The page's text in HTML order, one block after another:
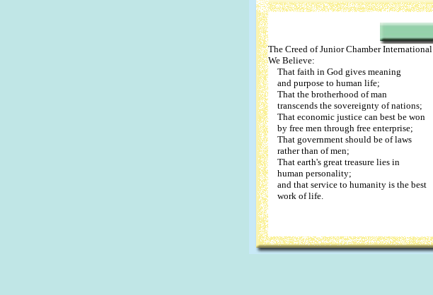
The Creed of Junior Chamber International
We Believe:
That faith in God gives meaning
and purpose to human life;
That the brotherhood of man
transcends the sovereignty of nations;
That economic justice can best be won
by free men through free enterprise;
That government should be of laws
rather than of men;
That earth's great treasure lies in
human personality;
and that service to humanity is the best
work of life.